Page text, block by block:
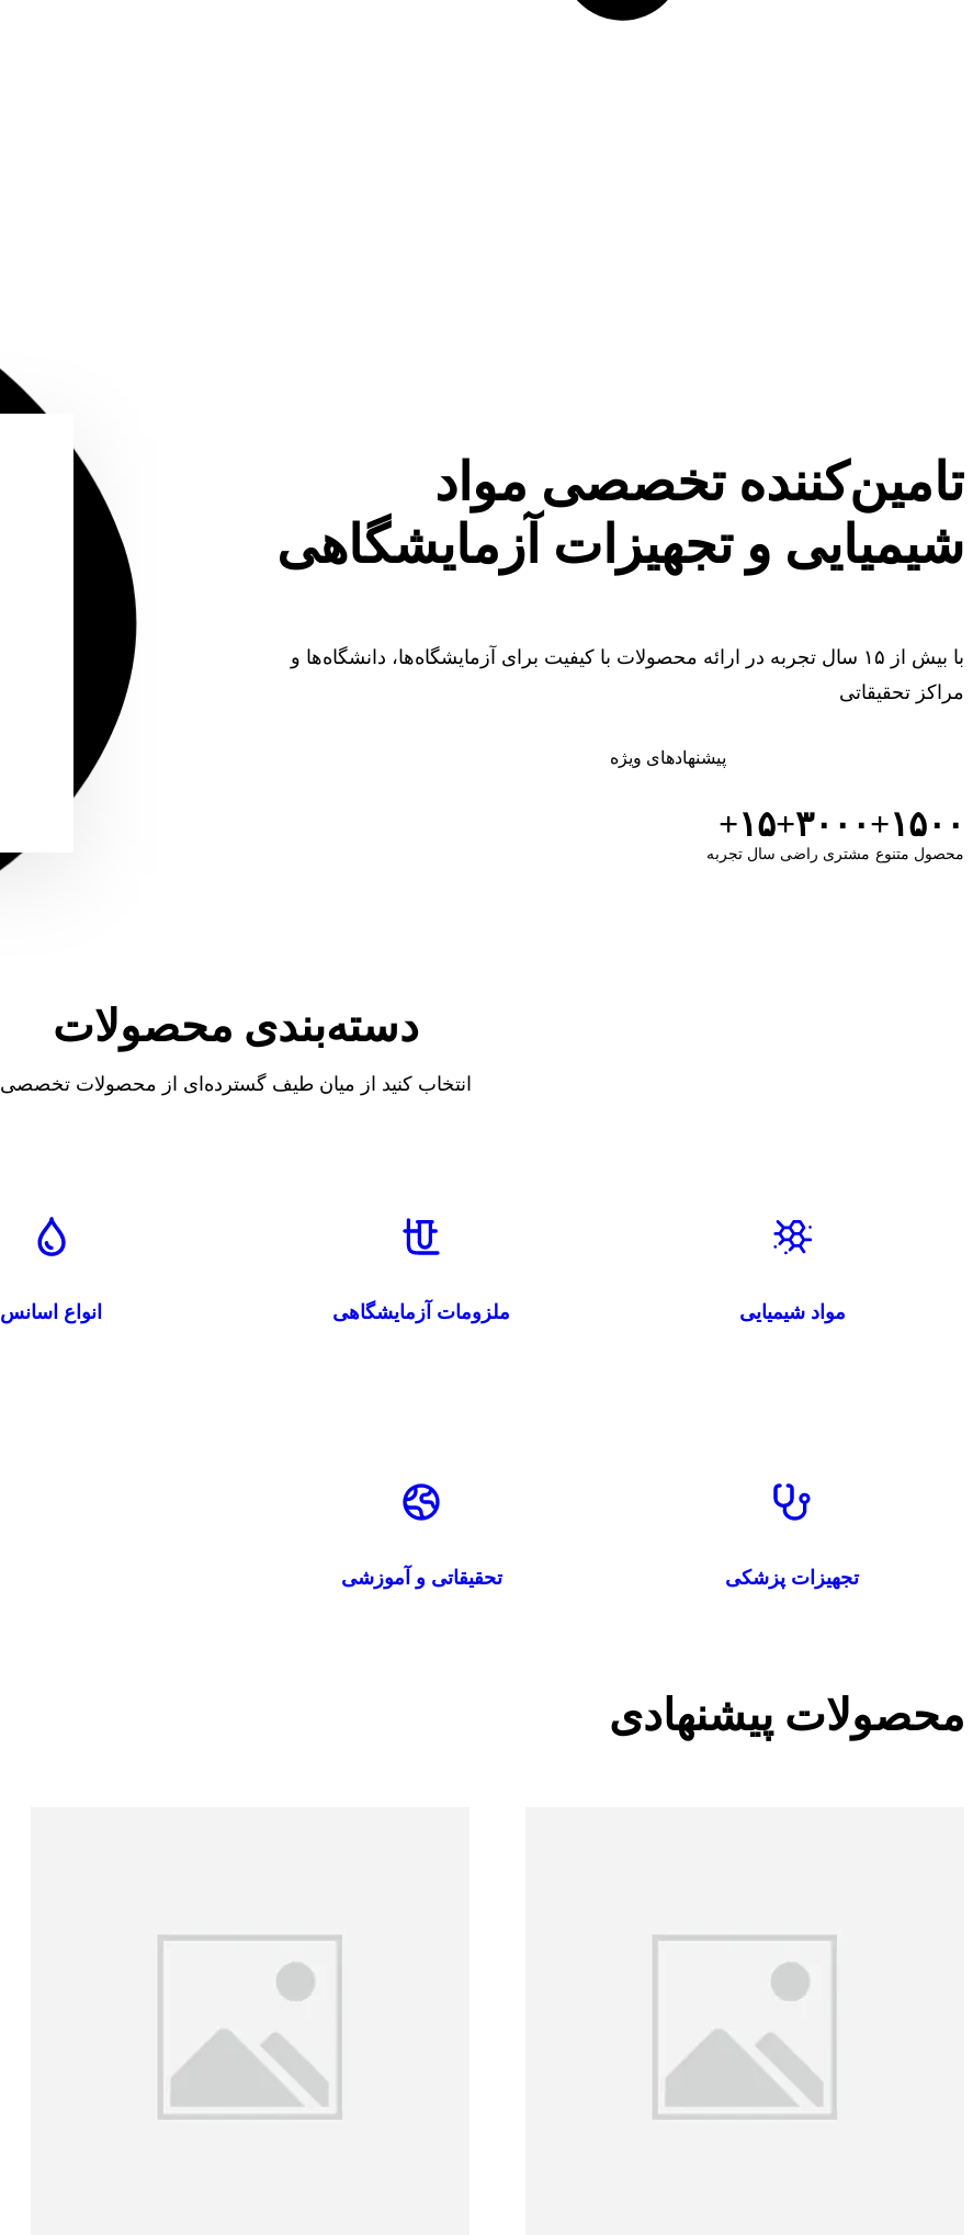
تامین‌کننده تخصصی مواد
شیمیایی و تجهیزات آزمایشگاهی
با بیش از ۱۵ سال تجربه در ارائه محصولات با کیفیت برای آزمایشگاه‌ها، دانشگاه‌ها و
مراکز تحقیقاتی
پیشنهادهای ویژه
۱۵۰۰+
محصول متنوع
۳۰۰۰+
مشتری راضی
۱۵+
سال تجربه
دسته‌بندی محصولات
انتخاب کنید از میان طیف گسترده‌ای از محصولات تخصصی
مواد شیمیایی ملزومات آزمایشگاهی انواع اسانس
تجهیزات پزشکی تحقیقاتی و آموزشی
محصولات پیشنهادی